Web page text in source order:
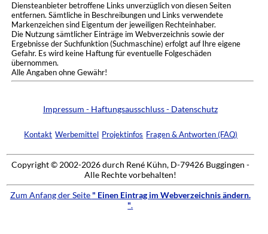
Diensteanbieter betroffene Links unverzüglich von diesen Seiten
entfernen. Sämtliche in Beschreibungen und Links verwendete
Markenzeichen sind Eigentum der jeweiligen Rechteinhaber.
Die Nutzung sämtlicher Einträge im Webverzeichnis sowie der
Ergebnisse der Suchfunktion (Suchmaschine) erfolgt auf Ihre eigene
Gefahr. Es wird keine Haftung für eventuelle Folgeschäden
übernommen.
Alle Angaben ohne Gewähr!
Impressum - Haftungsausschluss - Datenschutz
Kontakt Werbemittel Projektinfos Fragen & Antworten (FAQ)
Copyright © 2002-2026 durch René Kühn, D-79426 Buggingen -
Alle Rechte vorbehalten!
Zum Anfang der Seite " Einen Eintrag im Webverzeichnis ändern.
".